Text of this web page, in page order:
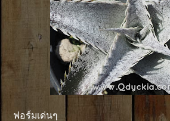
ฟอร์มเด่นๆ